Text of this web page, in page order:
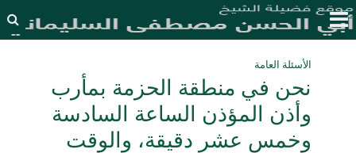
الأسئلة العامة
نحن في منطقة الحزمة بمأرب
وأذن المؤذن الساعة السادسة
وخمس عشر دقيقة، والوقت